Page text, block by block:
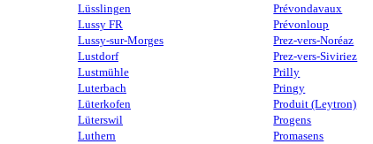
Lüsslingen
Lussy FR
Lussy-sur-Morges
Lustdorf
Lustmühle
Luterbach
Lüterkofen
Lüterswil
Luthern
Prévondavaux
Prévonloup
Prez-vers-Noréaz
Prez-vers-Siviriez
Prilly
Pringy
Produit (Leytron)
Progens
Promasens